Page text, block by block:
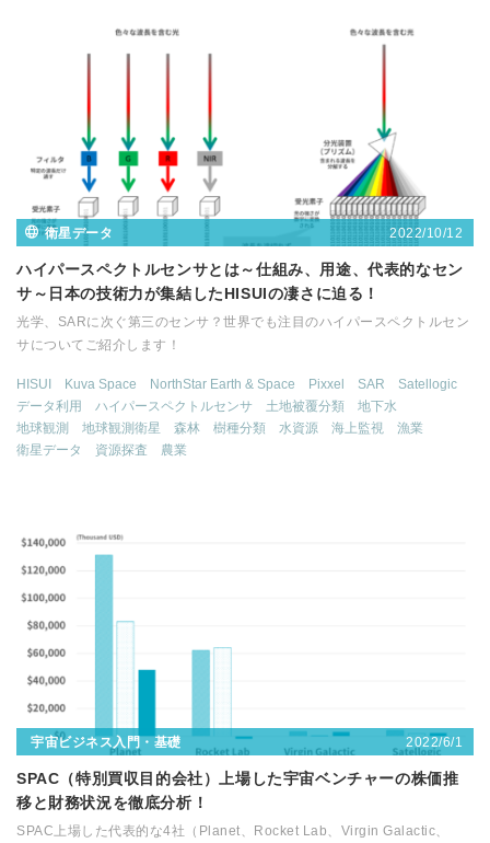
衛星データ 2022/10/12
ハイパースペクトルセンサとは～仕組み、用途、代表的なセン
サ～日本の技術力が集結したHISUIの凄さに迫る！
光学、SARに次ぐ第三のセンサ？世界でも注目のハイパースペクトルセン
サについてご紹介します！
HISUI Kuva Space NorthStar Earth & Space Pixxel SAR
Satellogic
データ利用
ハイパースペクトルセンサ 土地被覆分類
地下水
地球観測
地球観測衛星 森林 樹種分類 水資源 海上監視
漁業
衛星データ
資源探査 農業
宇宙ビジネス入門・基礎 2022/6/1
SPAC（特別買収目的会社）上場した宇宙ベンチャーの株価推
移と財務状況を徹底分析！
SPAC上場した代表的な4社（Planet、Rocket Lab、Virgin Galactic、